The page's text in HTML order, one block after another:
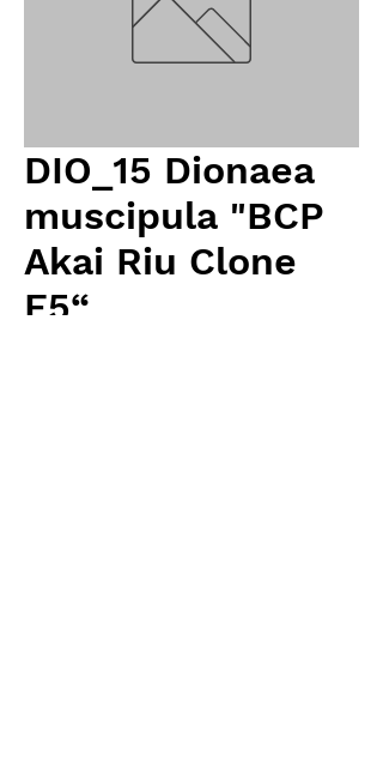
DIO_15 Dionaea
muscipula "BCP
Akai Riu Clone
F5“